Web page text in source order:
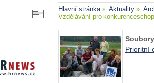
Hlavní stránka» Aktuality »
Vzdělávání pro
Prioritní